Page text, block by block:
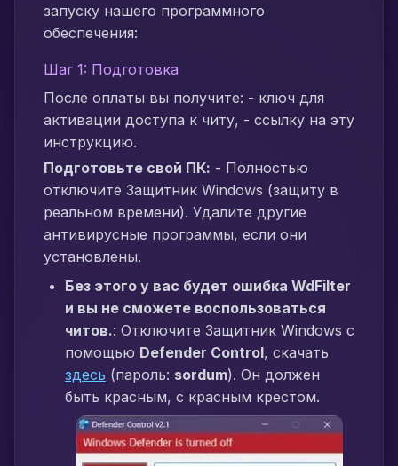
запуску нашего программного
обеспечения:
Шаг 1: Подготовка
После оплаты вы получите: - ключ для
активации доступа к читу, - ссылку на эту
инструкцию.
Подготовьте свой ПК: - Полностью
отключите Защитник Windows (защиту в
реальном времени). Удалите другие
антивирусные программы, если они
установлены.
Без этого у вас будет ошибка WdFilter
и вы не сможете воспользоваться
читов.: Отключите Защитник Windows с
помощью Defender Control, скачать
здесь (пароль: sordum). Он должен
быть красным, с красным крестом.